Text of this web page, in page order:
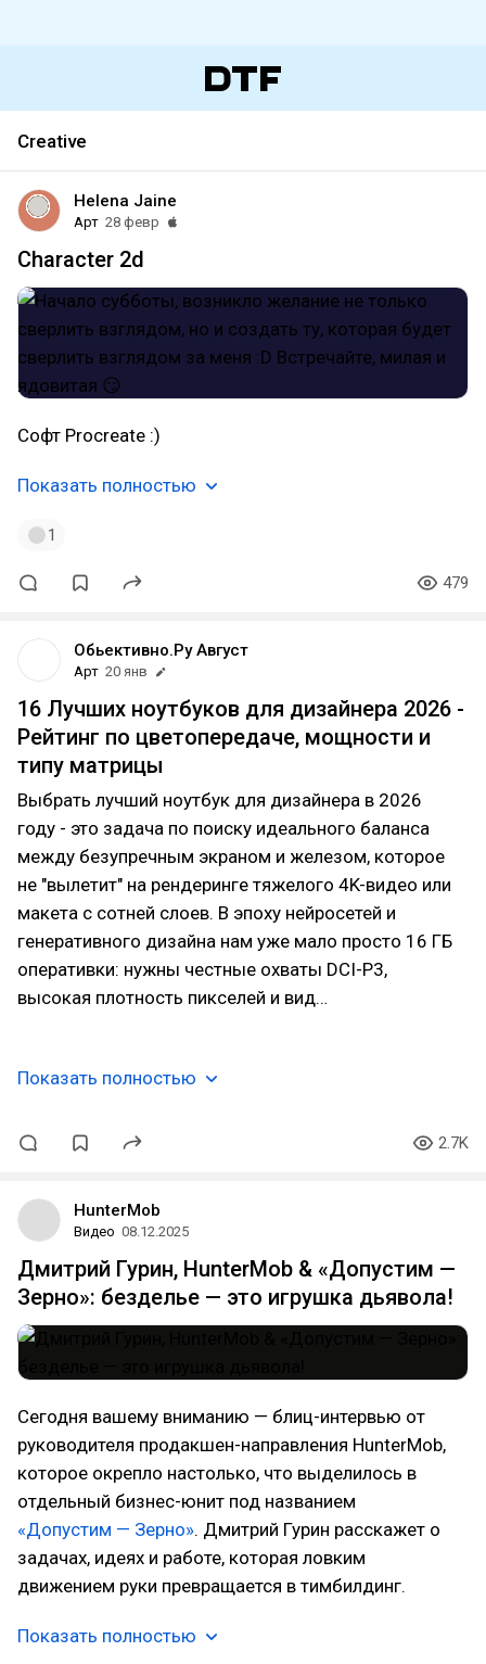
Creative
Helena Jaine
Арт 28 февр
Character 2d
Софт Procreate :)
Показать полностью
1
479
Обьективно.Ру Август
Арт 20 янв
16 Лучших ноутбуков для дизайнера 2026 -
Рейтинг по цветопередаче, мощности и
типу матрицы
Выбрать лучший ноутбук для дизайнера в 2026
году - это задача по поиску идеального баланса
между безупречным экраном и железом, которое
не "вылетит" на рендеринге тяжелого 4K-видео или
макета с сотней слоев. В эпоху нейросетей и
генеративного дизайна нам уже мало просто 16 ГБ
оперативки: нужны честные охваты DCI-P3,
высокая плотность пикселей и вид…
Показать полностью
2.7K
HunterMob
Видео 08.12.2025
Дмитрий Гурин, HunterMob & «Допустим —
Зерно»: безделье — это игрушка дьявола!
Сегодня вашему вниманию — блиц-интервью от
руководителя продакшен-направления HunterMob,
которое окрепло настолько, что выделилось в
отдельный бизнес-юнит под названием
«Допустим — Зерно». Дмитрий Гурин расскажет о
задачах, идеях и работе, которая ловким
движением руки превращается в тимбилдинг.
Показать полностью